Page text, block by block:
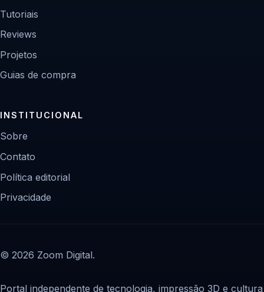
Tutoriais
Reviews
Projetos
Guias de compra
INSTITUCIONAL
Sobre
Contato
Política editorial
Privacidade
© 2026 Zoom Digital.
Portal independente de tecnologia, impressão 3D e cultura